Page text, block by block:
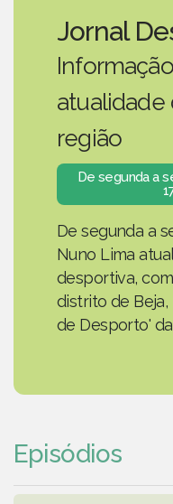
Jornal
atualidade
região
De segunda a
De segunda a
Nuno Lima
desportiva,
distrito de Beja,
de Desporto'
Episódios